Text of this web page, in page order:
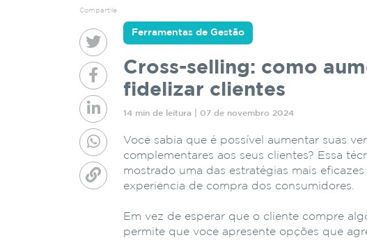
Compartile
Ferramentas de Gestão
Cross-selling: como
fidelizar clientes
14 min de leitura | 07 de novembro 2024
Você sabia que é possível aumentar suas
complementares aos seus clientes? Essa
mostrado uma das estratégias mais
experiência de compra dos consumidores.
Em vez de esperar que o cliente compre
permite que você apresente opções que